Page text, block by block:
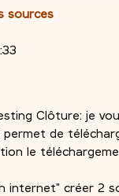
sources
Clôture: je
de
le
internet" créer 2